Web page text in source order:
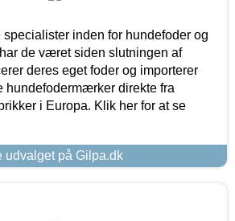
specialister inden for hundefoder og
de været siden slutningen af
deres eget foder og importerer
hundefodermærker direkte fra
i Europa. Klik her for at se
udvalget på Gilpa.dk